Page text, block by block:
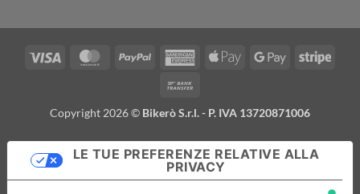
Visa MasterCardPayPal
AmericanApple
Google
Stripe
Copyright 2026 © Bikerò S.r.l. - P. IVA 13720871006
LE TUE PREFERENZE RELATIVE ALLA
PRIVACY